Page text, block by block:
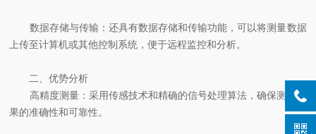
数据存储与传输：还具有数据存储和传输功能，可以将测量数据
上传至计算机或其他控制系统，便于远程监控和分析。
二、优势分析
高精度测量：采用传感技术和精确的信号处理算法，确保测量结
果的准确性和可靠性。